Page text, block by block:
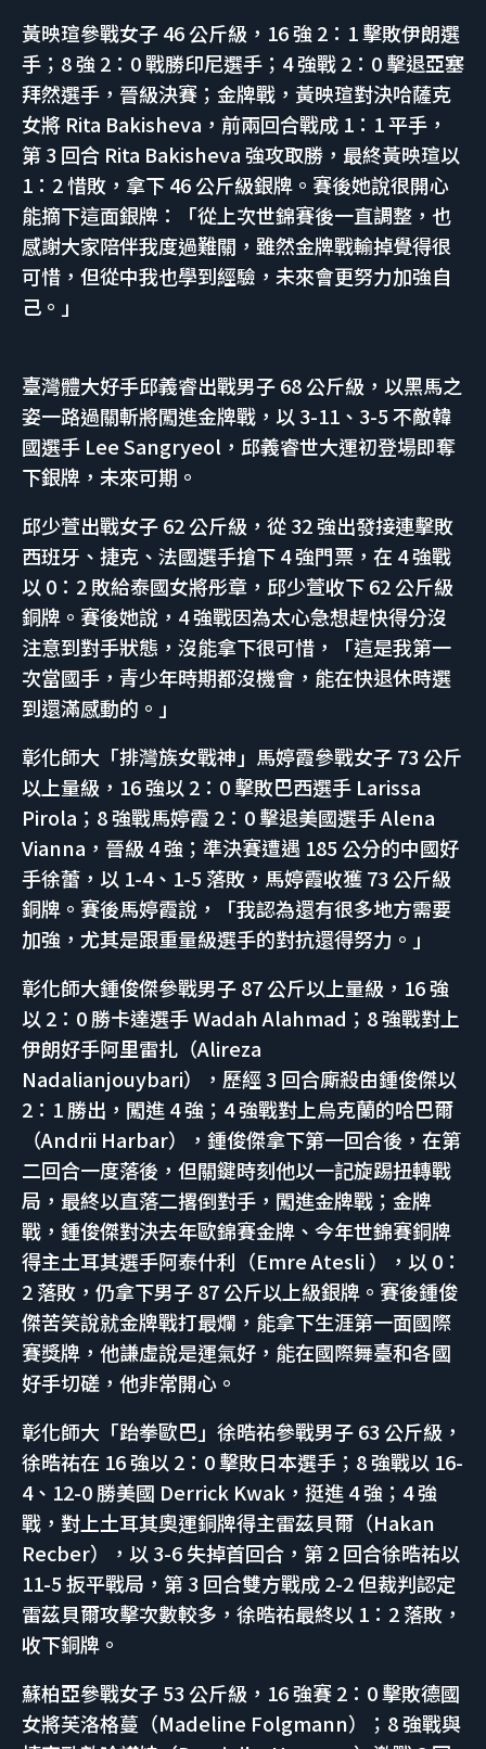
黃映瑄參戰女子 46 公斤級，16 強 2：1 擊敗伊朗選
手；8 強 2：0 戰勝印尼選手；4 強戰 2：0 擊退亞塞
拜然選手，晉級決賽；金牌戰，黃映瑄對決哈薩克
女將 Rita Bakisheva，前兩回合戰成 1：1 平手，
第 3 回合 Rita Bakisheva 強攻取勝，最終黃映瑄以
1：2 惜敗，拿下 46 公斤級銀牌。賽後她說很開心
能摘下這面銀牌：「從上次世錦賽後一直調整，也
感謝大家陪伴我度過難關，雖然金牌戰輸掉覺得很
可惜，但從中我也學到經驗，未來會更努力加強自
己。」
臺灣體大好手邱義睿出戰男子 68 公斤級，以黑馬之
姿一路過關斬將闖進金牌戰，以 3-11、3-5 不敵韓
國選手 Lee Sangryeol，邱義睿世大運初登場即奪
下銀牌，未來可期。
邱少萱出戰女子 62 公斤級，從 32 強出發接連擊敗
西班牙、捷克、法國選手搶下 4 強門票，在 4 強戰
以 0：2 敗給泰國女將彤章，邱少萱收下 62 公斤級
銅牌。賽後她說，4 強戰因為太心急想趕快得分沒
注意到對手狀態，沒能拿下很可惜，「這是我第一
次當國手，青少年時期都沒機會，能在快退休時選
到還滿感動的。」
彰化師大「排灣族女戰神」馬婷霞參戰女子 73 公斤
以上量級，16 強以 2：0 擊敗巴西選手 Larissa
Pirola；8 強戰馬婷霞 2：0 擊退美國選手 Alena
Vianna，晉級 4 強；準決賽遭遇 185 公分的中國好
手徐蕾，以 1-4、1-5 落敗，馬婷霞收獲 73 公斤級
銅牌。賽後馬婷霞說，「我認為還有很多地方需要
加強，尤其是跟重量級選手的對抗還得努力。」
彰化師大鍾俊傑參戰男子 87 公斤以上量級，16 強
以 2：0 勝卡達選手 Wadah Alahmad；8 強戰對上
伊朗好手阿里雷扎（Alireza
Nadalianjouybari），歷經 3 回合廝殺由鍾俊傑以
2：1 勝出，闖進 4 強；4 強戰對上烏克蘭的哈巴爾
（Andrii Harbar），鍾俊傑拿下第一回合後，在第
二回合一度落後，但關鍵時刻他以一記旋踢扭轉戰
局，最終以直落二撂倒對手，闖進金牌戰；金牌
戰，鍾俊傑對決去年歐錦賽金牌、今年世錦賽銅牌
得主土耳其選手阿泰什利（Emre Atesli ），以 0：
2 落敗，仍拿下男子 87 公斤以上級銀牌。賽後鍾俊
傑苦笑說就金牌戰打最爛，能拿下生涯第一面國際
賽獎牌，他謙虛說是運氣好，能在國際舞臺和各國
好手切磋，他非常開心。
彰化師大「跆拳歐巴」徐晧祐參戰男子 63 公斤級，
徐晧祐在 16 強以 2：0 擊敗日本選手；8 強戰以 16-
4、12-0 勝美國 Derrick Kwak，挺進 4 強；4 強
戰，對上土耳其奧運銅牌得主雷茲貝爾（Hakan
Recber），以 3-6 失掉首回合，第 2 回合徐晧祐以
11-5 扳平戰局，第 3 回合雙方戰成 2-2 但裁判認定
雷茲貝爾攻擊次數較多，徐晧祐最終以 1：2 落敗，
收下銅牌。
蘇柏亞參戰女子 53 公斤級，16 強賽 2：0 擊敗德國
女將芙洛格蔓（Madeline Folgmann）；8 強戰與